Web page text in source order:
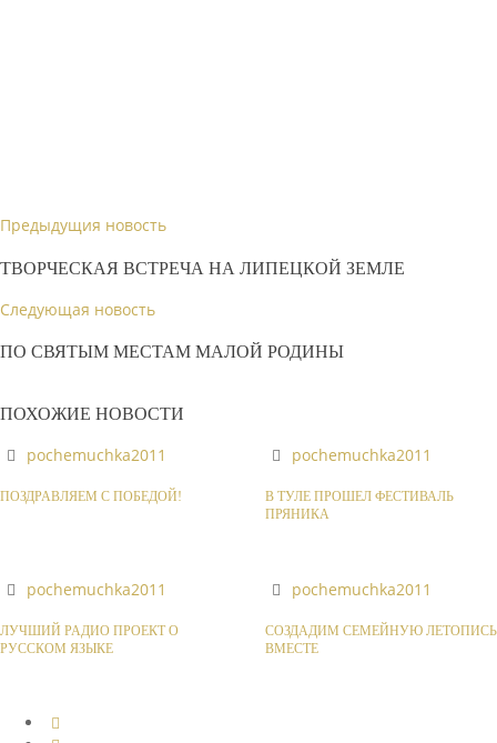
Предыдущия новость
ТВОРЧЕСКАЯ ВСТРЕЧА НА ЛИПЕЦКОЙ ЗЕМЛЕ
Следующая новость
ПО СВЯТЫМ МЕСТАМ МАЛОЙ РОДИНЫ
ПОХОЖИЕ НОВОСТИ
pochemuchka2011
ПОЗДРАВЛЯЕМ С ПОБЕДОЙ!
pochemuchka2011
В ТУЛЕ ПРОШЕЛ ФЕСТИВАЛЬ
ПРЯНИКА
pochemuchka2011
ЛУЧШИЙ РАДИО ПРОЕКТ О
РУССКОМ ЯЗЫКЕ
pochemuchka2011
СОЗДАДИМ СЕМЕЙНУЮ ЛЕТОПИСЬ
ВМЕСТЕ